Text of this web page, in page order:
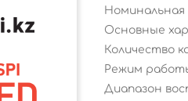
Номинальная
Основные
Количество
Режим
Диапазон